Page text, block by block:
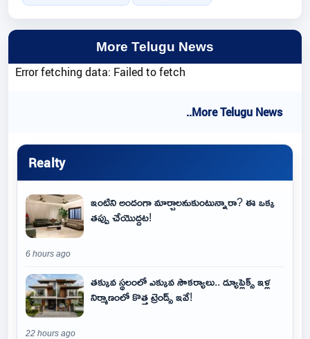
More Telugu News
Error fetching data: Failed to fetch
..More Telugu News
Realty
ఇంటిని అందంగా మార్చాలనుకుంటున్నారా? ఈ ఒక్క
తప్పు చేయొద్దట!
6 hours ago
తక్కువ స్థలంలో ఎక్కువ సౌకర్యాలు.. డ్యూప్లెక్స్ ఇళ్ల
నిర్మాణంలో కొత్త ట్రెండ్స్ ఇవే!
22 hours ago